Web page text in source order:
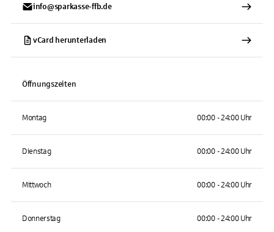
info@sparkasse-ffb.de
vCard herunterladen
Öffnungszeiten
Montag 00:00 - 24:00 Uhr
Dienstag 00:00 - 24:00 Uhr
Mittwoch 00:00 - 24:00 Uhr
Donnerstag 00:00 - 24:00 Uhr